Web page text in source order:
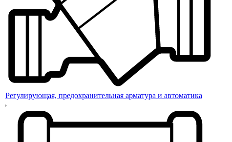
Регулирующая, предохранительная арматура и автоматика